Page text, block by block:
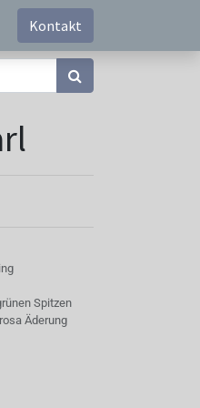
Kontakt
Spitzen
Äderung